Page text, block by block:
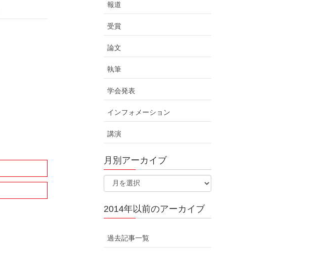
報道
受賞
論文
執筆
学会発表
インフォメーション
講演
月別アーカイブ
2014年以前のアーカイブ
過去記事一覧